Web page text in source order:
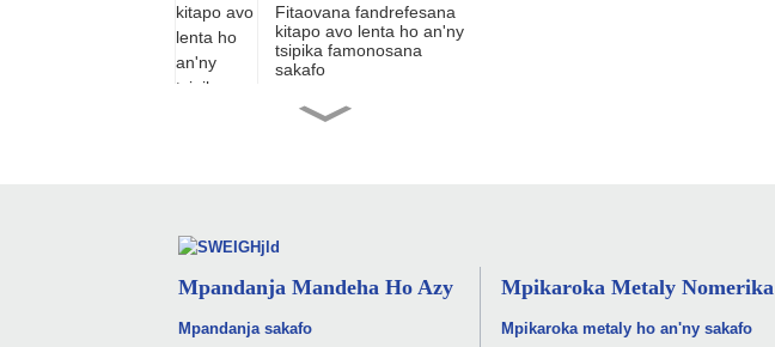
Fitaovana fandrefesana
kitapo avo lenta ho an'ny
tsipika famonosana
sakafo
Mpitsikilo metaly saro-
fonosana boaty misy
sakafo sy zava-pisotro,
Mpandanja Mandeha Ho Azy
Mpandanja sakafo
Mpikaroka Metaly Nomerika
Mpikaroka metaly ho an'ny sakafo